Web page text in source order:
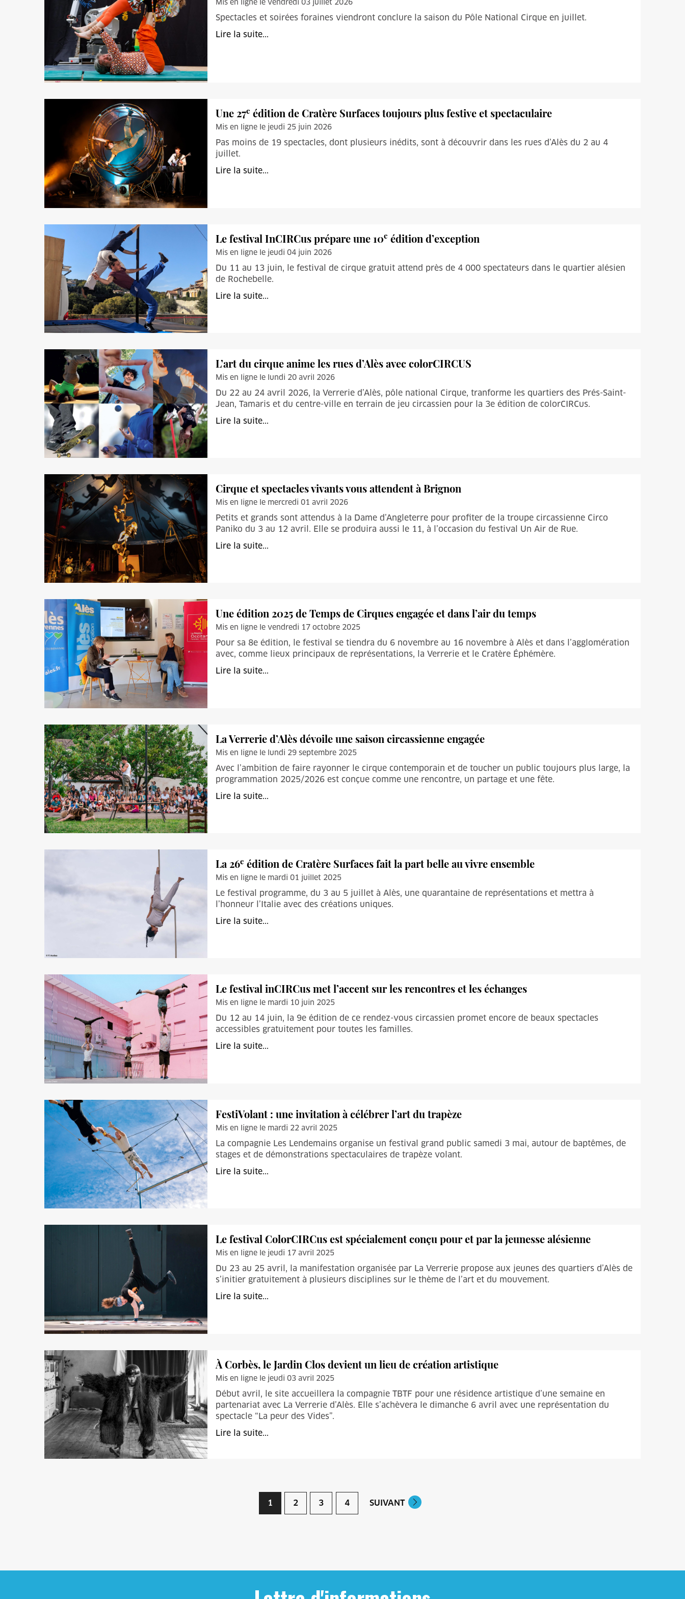
Mis en ligne le vendredi 03 juillet 2026
Spectacles et soirées foraines viendront conclure la saison du Pôle National Cirque en juillet.
Lire la suite...
Une 27e édition de Cratère Surfaces toujours plus festive et spectaculaire
Mis en ligne le jeudi 25 juin 2026
Pas moins de 19 spectacles, dont plusieurs inédits, sont à découvrir dans les rues d’Alès du 2 au 4
juillet.
Lire la suite...
Le festival InCIRCus prépare une 10e édition d’exception
Mis en ligne le jeudi 04 juin 2026
Du 11 au 13 juin, le festival de cirque gratuit attend près de 4 000 spectateurs dans le quartier alésien
de Rochebelle.
Lire la suite...
L’art du cirque anime les rues d’Alès avec colorCIRCUS
Mis en ligne le lundi 20 avril 2026
Du 22 au 24 avril 2026, la Verrerie d’Alès, pôle national Cirque, tranforme les quartiers des Prés-Saint-
Jean, Tamaris et du centre-ville en terrain de jeu circassien pour la 3e édition de colorCIRCus.
Lire la suite...
Cirque et spectacles vivants vous attendent à Brignon
Mis en ligne le mercredi 01 avril 2026
Petits et grands sont attendus à la Dame d’Angleterre pour profiter de la troupe circassienne Circo
Paniko du 3 au 12 avril. Elle se produira aussi le 11, à l’occasion du festival Un Air de Rue.
Lire la suite...
Une édition 2025 de Temps de Cirques engagée et dans l’air du temps
Mis en ligne le vendredi 17 octobre 2025
Pour sa 8e édition, le festival se tiendra du 6 novembre au 16 novembre à Alès et dans l’agglomération
avec, comme lieux principaux de représentations, la Verrerie et le Cratère Éphémère.
Lire la suite...
La Verrerie d’Alès dévoile une saison circassienne engagée
Mis en ligne le lundi 29 septembre 2025
Avec l’ambition de faire rayonner le cirque contemporain et de toucher un public toujours plus large, la
programmation 2025/2026 est conçue comme une rencontre, un partage et une fête.
Lire la suite...
La 26e édition de Cratère Surfaces fait la part belle au vivre ensemble
Mis en ligne le mardi 01 juillet 2025
Le festival programme, du 3 au 5 juillet à Alès, une quarantaine de représentations et mettra à
l’honneur l’Italie avec des créations uniques.
Lire la suite...
Le festival inCIRCus met l’accent sur les rencontres et les échanges
Mis en ligne le mardi 10 juin 2025
Du 12 au 14 juin, la 9e édition de ce rendez-vous circassien promet encore de beaux spectacles
accessibles gratuitement pour toutes les familles.
Lire la suite...
FestiVolant : une invitation à célébrer l’art du trapèze
Mis en ligne le mardi 22 avril 2025
La compagnie Les Lendemains organise un festival grand public samedi 3 mai, autour de baptêmes, de
stages et de démonstrations spectaculaires de trapèze volant.
Lire la suite...
Le festival ColorCIRCus est spécialement conçu pour et par la jeunesse alésienne
Mis en ligne le jeudi 17 avril 2025
Du 23 au 25 avril, la manifestation organisée par La Verrerie propose aux jeunes des quartiers d’Alès de
s’initier gratuitement à plusieurs disciplines sur le thème de l’art et du mouvement.
Lire la suite...
À Corbès, le Jardin Clos devient un lieu de création artistique
Mis en ligne le jeudi 03 avril 2025
Début avril, le site accueillera la compagnie TBTF pour une résidence artistique d’une semaine en
partenariat avec La Verrerie d’Alès. Elle s’achèvera le dimanche 6 avril avec une représentation du
spectacle “La peur des Vides”.
Lire la suite...
1 2 3 4 SUIVANT